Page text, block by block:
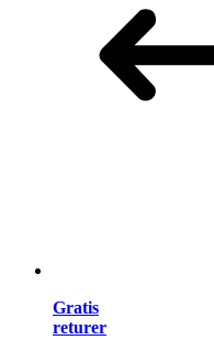
Gratis
returer